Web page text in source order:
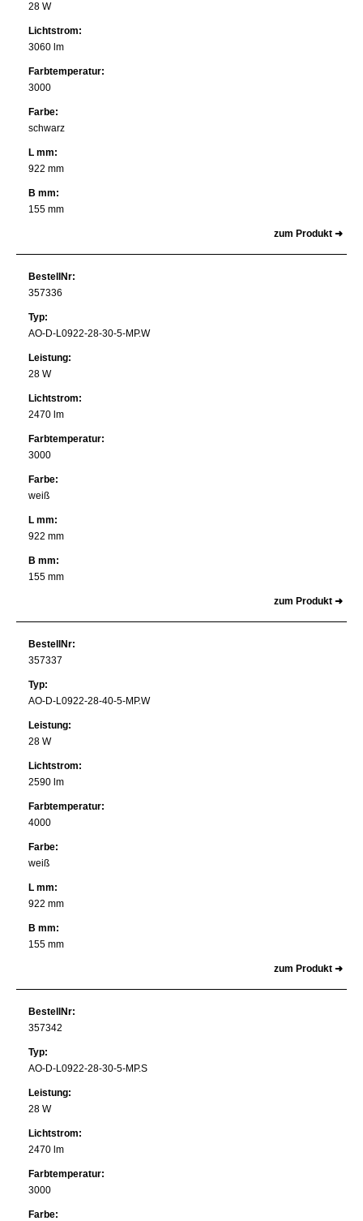
28 W
Lichtstrom:
3060 lm
Farbtemperatur:
3000
Farbe:
schwarz
L mm:
922 mm
B mm:
155 mm
zum Produkt ➜
BestellNr:
357336
Typ:
AO-D-L0922-28-30-5-MP.W
Leistung:
28 W
Lichtstrom:
2470 lm
Farbtemperatur:
3000
Farbe:
weiß
L mm:
922 mm
B mm:
155 mm
zum Produkt ➜
BestellNr:
357337
Typ:
AO-D-L0922-28-40-5-MP.W
Leistung:
28 W
Lichtstrom:
2590 lm
Farbtemperatur:
4000
Farbe:
weiß
L mm:
922 mm
B mm:
155 mm
zum Produkt ➜
BestellNr:
357342
Typ:
AO-D-L0922-28-30-5-MP.S
Leistung:
28 W
Lichtstrom:
2470 lm
Farbtemperatur:
3000
Farbe: